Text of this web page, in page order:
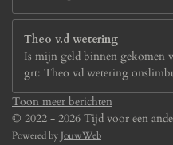
Theo v.d wetering
Is mijn geld binnen gekomen
grt: Theo vd wetering
Toon meer berichten
© 2022 - 2026 Tijd voor een
Powered by JouwWeb